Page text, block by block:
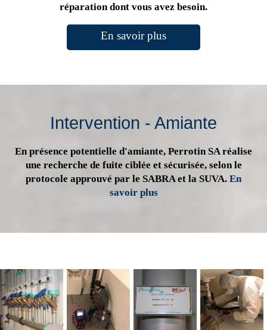
réparation dont vous avez besoin.
En savoir plus
Intervention - Amiante
En présence potentielle d'amiante, Perrotin SA réalise
une recherche de fuite ciblée et sécurisée, selon le
protocole approuvé par le SABRA et la SUVA. En
savoir plus